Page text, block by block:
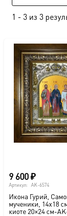
1 - 3 из 3
9 600₽
Артикул: AK-6574
Икона Гурий,
мученики, 14х18
киоте 20×24 см-